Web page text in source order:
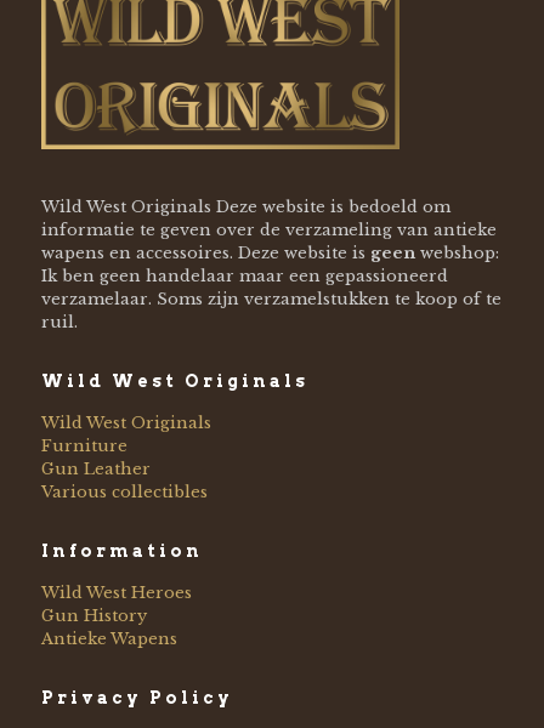
Wild West Originals Deze website is bedoeld om
informatie te geven over de verzameling van antieke
wapens en accessoires. Deze website is geenwebshop:
Ik ben geen handelaar maar een gepassioneerd
verzamelaar. Soms zijn verzamelstukken te koop of te
ruil.
Wild West Originals
Wild West Originals
Furniture
Gun Leather
Various collectibles
Information
Wild West Heroes
Gun History
Antieke Wapens
Privacy Policy